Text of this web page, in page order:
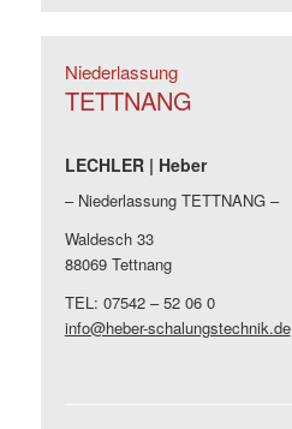
Niederlassung
TETTNANG
LECHLER | Heber
– Niederlassung TETTNANG –
Waldesch 33
88069 Tettnang
TEL: 07542 – 52 06 0
info@heber-schalungstechnik.de